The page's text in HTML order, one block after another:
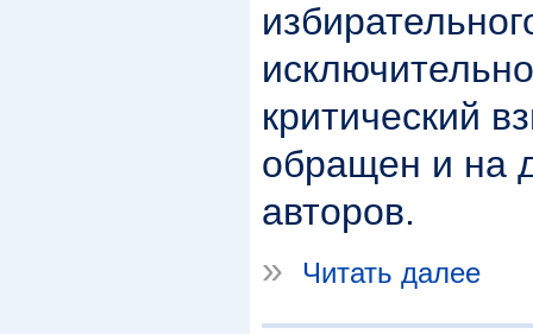
критический
обращен и на
авторов.
»
Читать далее